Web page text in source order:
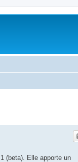
(beta). Elle apporte un